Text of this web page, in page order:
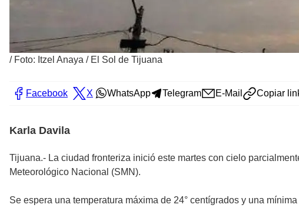
/ Foto: Itzel Anaya / El Sol de Tijuana
Facebook X WhatsApp Telegram E-Mail Copiar
Karla Davila
Tijuana.- La ciudad fronteriza inició este martes con cielo
Meteorológico Nacional (SMN).
Se espera una temperatura máxima de 24° centígrados y una